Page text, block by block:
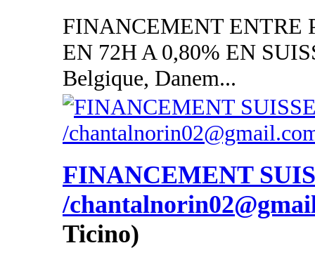
FINANCEMENT ENTRE
EN 72H A 0,80% EN
Belgique, Danem...
FINANCEMENT
/
Ticino)